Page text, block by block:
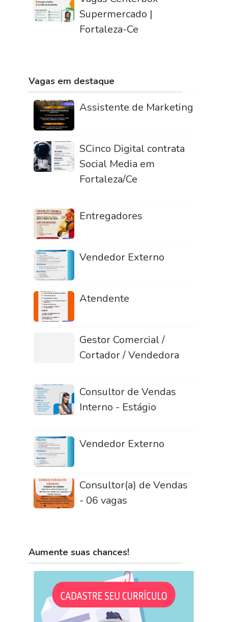
Supermercado |
Fortaleza-Ce
Vagas em destaque
Assistente de Marketing
SCinco Digital contrata
Social Media em
Fortaleza/Ce
Entregadores
Vendedor Externo
Atendente
Gestor Comercial /
Cortador / Vendedora
Consultor de Vendas
Interno - Estágio
Vendedor Externo
Consultor(a) de Vendas
- 06 vagas
Aumente suas chances!